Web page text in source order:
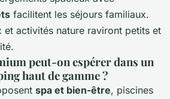
facilitent les séjours familiaux.
et activités nature raviront petits et
peut-on espérer dans un
haut de gamme ?
spa et bien-être, piscines